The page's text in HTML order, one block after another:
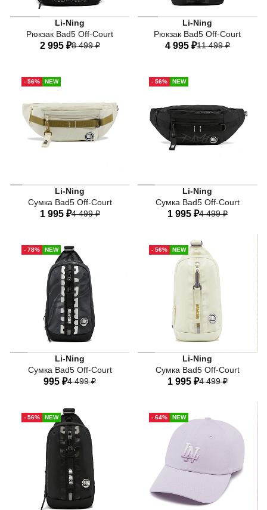
Li-Ning
Рюкзак Bad5 Off-Court
2 995 ₽8 499 ₽
One-size
Li-Ning
Рюкзак Bad5 Off-Court
4 995 ₽11 499 ₽
One-size
- 56% NEW
Li-Ning
Сумка Bad5 Off-Court
1 995 ₽4 499 ₽
One-size
- 56% NEW
Li-Ning
Сумка Bad5 Off-Court
1 995 ₽4 499 ₽
One-size
- 78% NEW
Li-Ning
Сумка Bad5 Off-Court
995 ₽4 499 ₽
One-size
- 56% NEW
Li-Ning
Сумка Bad5 Off-Court
1 995 ₽4 499 ₽
One-size
- 56% NEW - 64% NEW